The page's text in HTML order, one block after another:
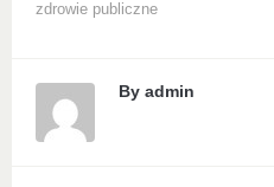
zdrowie publiczne
By admin